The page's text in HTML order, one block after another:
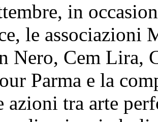
in
le
Nero, Cem Lira,
Parma e la
azioni tra arte